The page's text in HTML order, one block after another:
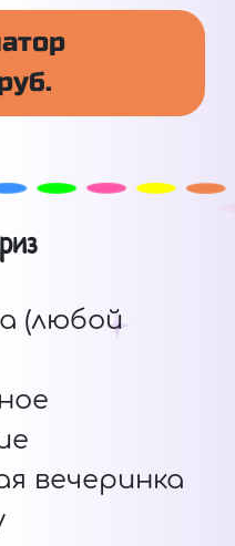
(любой
вечеринка